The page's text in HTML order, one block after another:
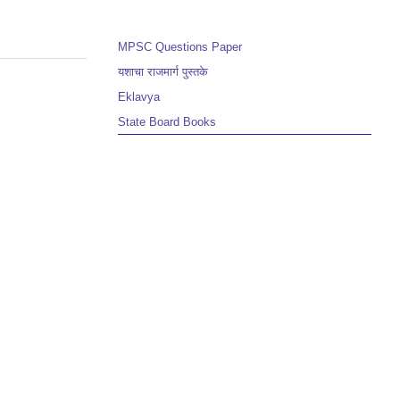
MPSC Questions Paper
यशाचा राजमार्ग पुस्तके
Eklavya
State Board Books